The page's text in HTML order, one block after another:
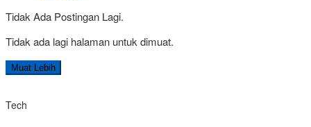
Tidak Ada Postingan Lagi.
Tidak ada lagi halaman untuk dimuat.
Muat Lebih
Tech